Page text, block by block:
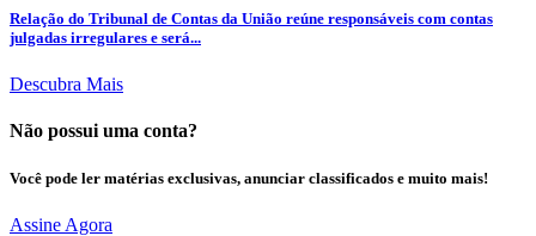
Relação do Tribunal de Contas da União reúne responsáveis com contas
julgadas irregulares e será...
Descubra Mais
Não possui uma conta?
Você pode ler matérias exclusivas, anunciar classificados e muito mais!
Assine Agora